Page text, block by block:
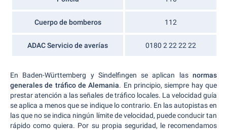
Cuerpo de bomberos 112
ADAC Servicio de averías 0180 2 22 22 22
En Baden-Württemberg y Sindelfingen se aplican lasnormas
generales de tráfico de Alemania. En principio, siempre hay que
prestar atención a las señales de tráfico locales. La velocidad guía
se aplica a menos que se indique lo contrario. En las autopistas en
las que no se indica ningún límite de velocidad, puede conducir tan
rápido como quiera. Por su propia seguridad, le recomendamos